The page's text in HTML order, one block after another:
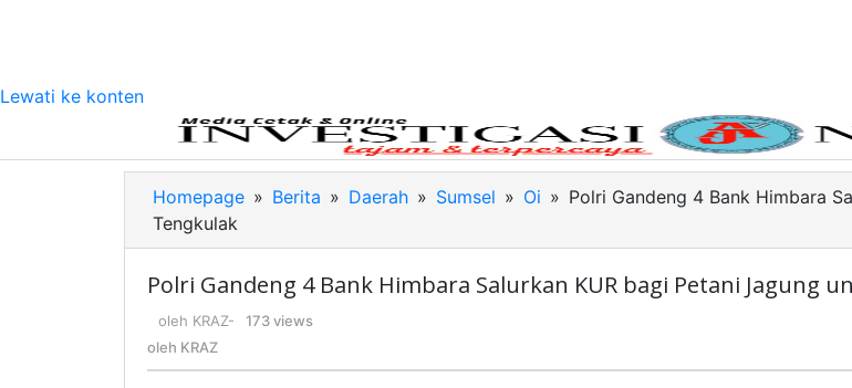
Lewati ke konten
Homepage » Berita » Daerah » Sumsel » Oi » Polri Gandeng 4 Bank Himbara
Tengkulak
Polri Gandeng 4 Bank Himbara Salurkan KUR bagi Petani Jagung
oleh KRAZ-
173 views
oleh KRAZ